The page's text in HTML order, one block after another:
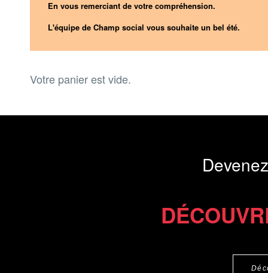
En vous remerciant de votre compréhension.
L'équipe de Champ social vous souhaite un bel été.
Votre panier est vide.